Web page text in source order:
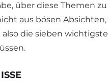
über diese Themen
aus bösen
also die sieben